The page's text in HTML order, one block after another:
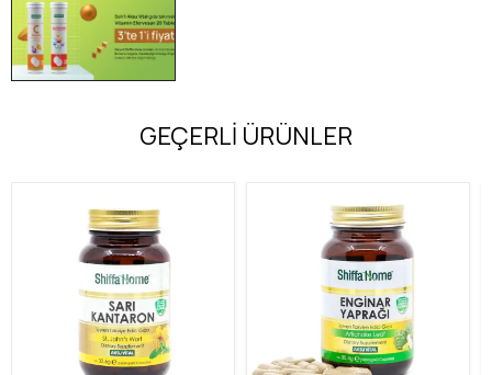
GEÇERLİ ÜRÜNLER